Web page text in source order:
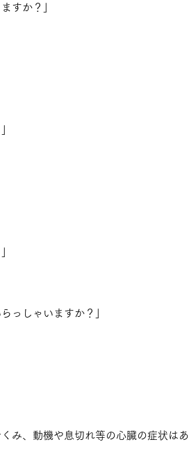
すか？」
っしゃいますか？」
み、動機や息切れ等の心臓の症状はあ